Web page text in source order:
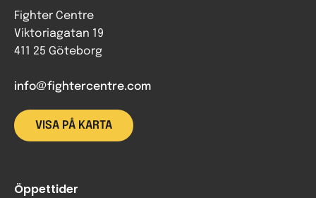
Fighter Centre
Viktoriagatan 19
411 25 Göteborg
info@fightercentre.com
VISA PÅ KARTA
Öppettider